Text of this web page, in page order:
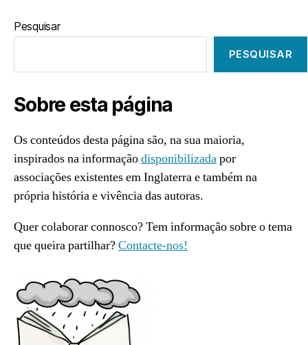
Pesquisar
PESQUISAR
Sobre esta página
Os conteúdos desta página são, na sua maioria,
inspirados na informaçãodisponibilizadapor
associações existentes em Inglaterra e também na
própria história e vivência das autoras.
Quer colaborar connosco? Tem informação sobre o tema
que queira partilhar?Contacte-nos!